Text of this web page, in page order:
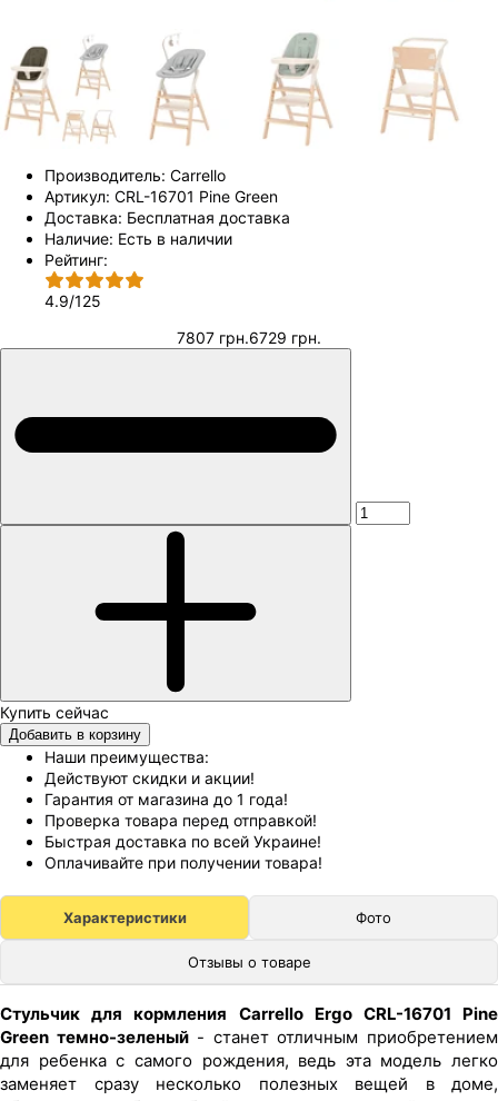
Производитель: Carrello
Артикул: CRL-16701 Pine Green
Доставка: Бесплатная доставка
Наличие: Есть в наличии
Рейтинг:
4.9/125
7807 грн.6729 грн.
Добавить в корзину
Наши преимущества:
Действуют скидки и акции!
Гарантия от магазина до 1 года!
Проверка товара перед отправкой!
Быстрая доставка по всей Украине!
Оплачивайте при получении товара!
Характеристики Фото
Отзывы о товаре
Стульчик для кормления Carrello Ergo CRL-16701 Pine
Green темно-зеленый- станет отличным приобретением
для ребенка с самого рождения, ведь эта модель легко
заменяет сразу несколько полезных вещей в доме,